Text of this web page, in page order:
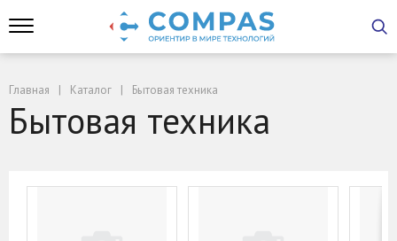
Главная Каталог Бытовая техника
Бытовая техника